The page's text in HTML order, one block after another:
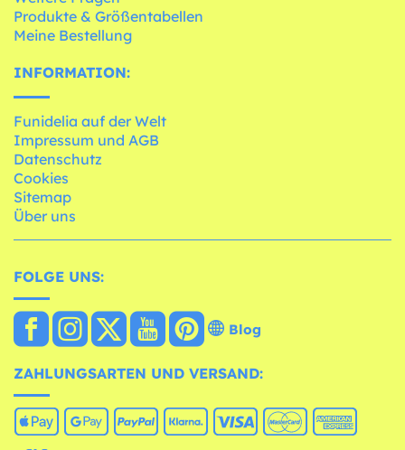
Produkte & Größentabellen
Meine Bestellung
INFORMATION:
Funidelia auf der Welt
Impressum und AGB
Datenschutz
Cookies
Sitemap
Über uns
FOLGE UNS:
Blog
ZAHLUNGSARTEN UND VERSAND: